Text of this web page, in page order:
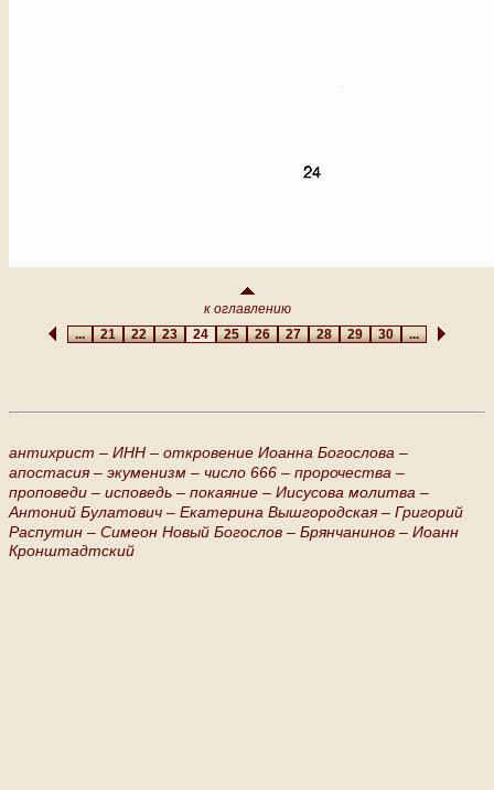
к оглавлению
...212223 24 252627282930...
антихрист – ИНН – откровение Иоанна Богослова –
апостасия – экуменизм – число 666 – пророчества –
проповеди – исповедь – покаяние – Иисусова молитва –
Антоний Булатович – Екатерина Вышгородская – Григорий
Распутин – Симеон Новый Богослов – Брянчанинов – Иоанн
Кронштадтский